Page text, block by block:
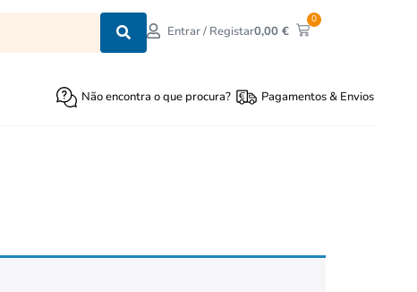
Entrar / Registar0,00€
0
Não encontra o que procura? Pagamentos & Envios